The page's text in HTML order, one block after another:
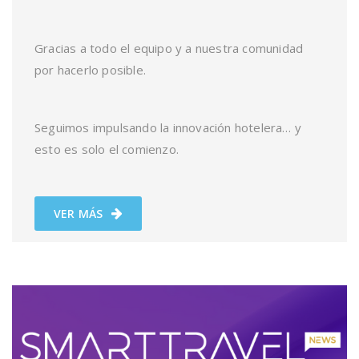
Gracias a todo el equipo y a nuestra comunidad
por hacerlo posible.
Seguimos impulsando la innovación hotelera… y
esto es solo el comienzo.
VER MÁS